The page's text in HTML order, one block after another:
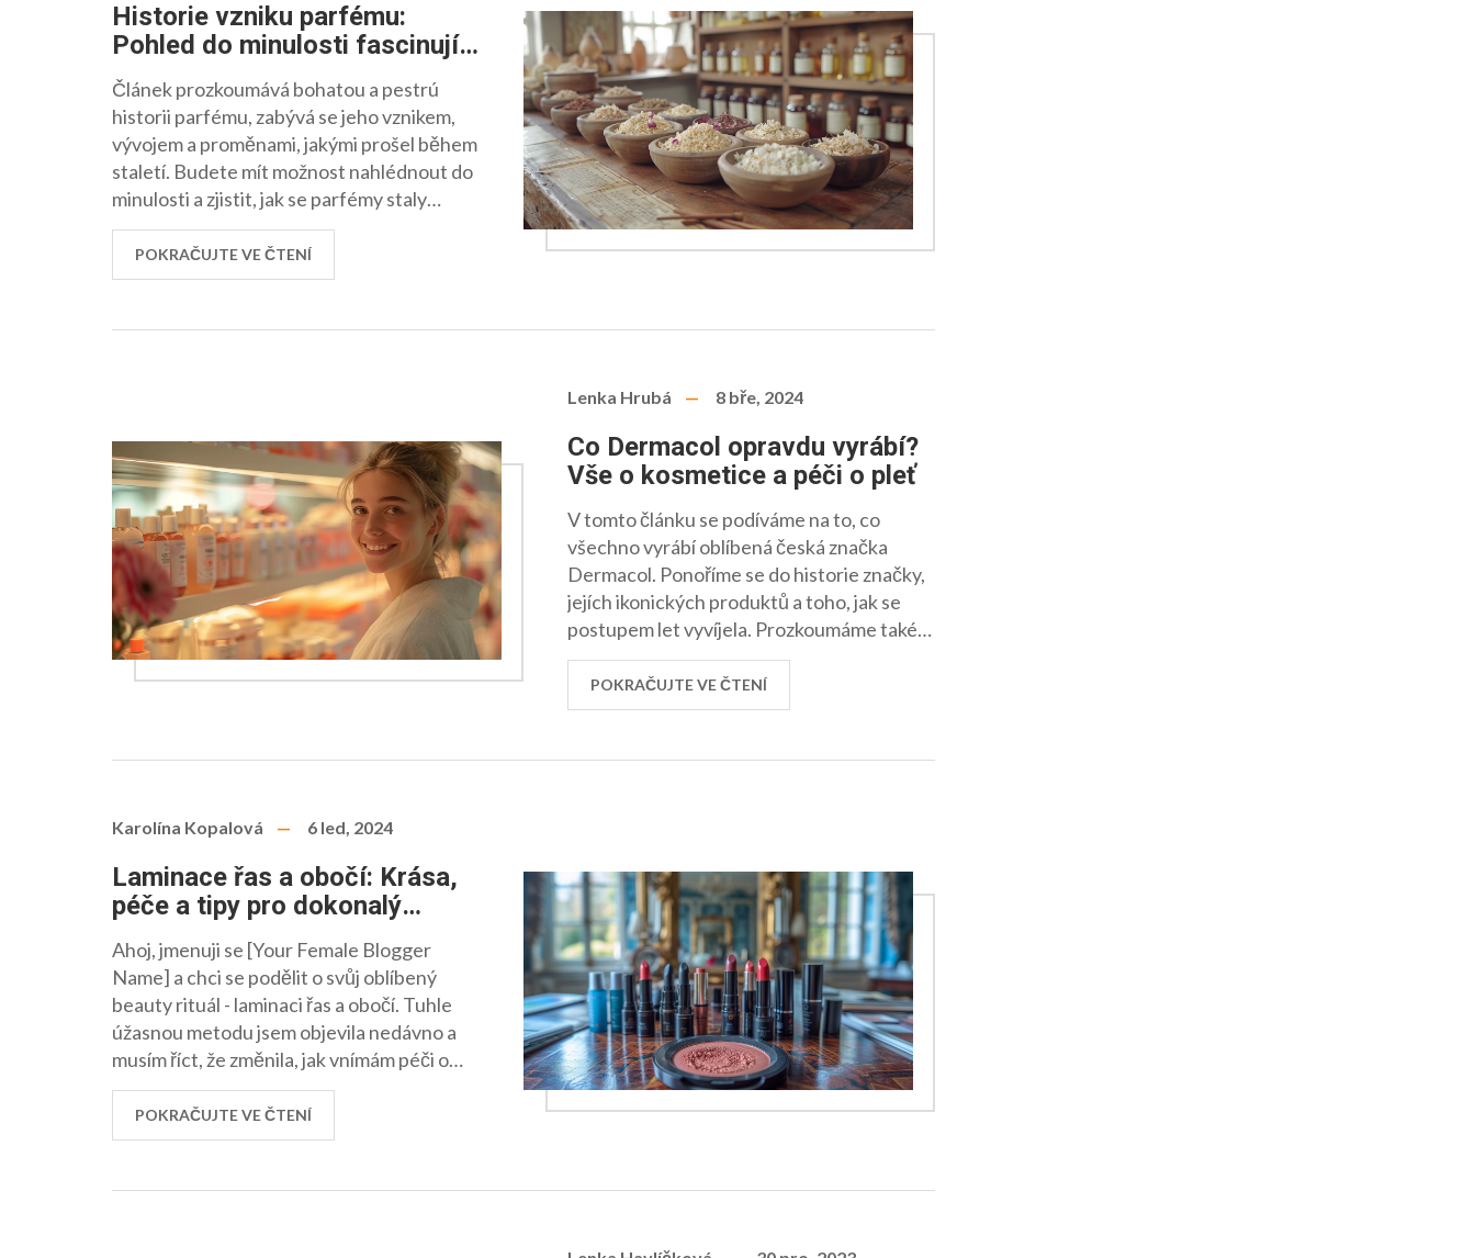
Historie vzniku parfému:
Pohled do minulosti fascinující
vůně
Článek prozkoumává bohatou a pestrú
historii parfému, zabývá se jeho vznikem,
vývojem a proměnami, jakými prošel během
staletí. Budete mít možnost nahlédnout do
minulosti a zjistit, jak se parfémy staly
neodmyslitelnou součástí našich životů.
Seznamte se s průkopníky v oblasti
parfumerie a objevte, jaké ingredience byly
tipy pro výběr ideálního parfému a
POKRAČUJTE VE ČTENÍ
Lenka Hrubá 8 bře, 2024
Co Dermacol opravdu vyrábí?
Vše o kosmetice a péči o pleť
V tomto článku se podíváme na to, co
všechno vyrábí oblíbená česká značka
Dermacol. Ponoříme se do historie značky,
jejích ikonických produktů a toho, jak se
postupem let vyvíjela. Prozkoumáme také
aktuální nabídku Dermacolu, včetně péče o
pleť a tělo, dekorativní kosmetiky a tipů na
to, jak tyto produkty používat pro co
POKRAČUJTE VE ČTENÍ
Karolína Kopalová 6 led, 2024
Laminace řas a obočí: Krása,
péče a tipy pro dokonalý
Ahoj, jmenuji se [Your Female Blogger
Name] a chci se podělit o svůj oblíbený
beauty rituál - laminaci řas a obočí. Tuhle
úžasnou metodu jsem objevila nedávno a
musím říct, že změnila, jak vnímám péči o
svůj vzhled. Je to úžasný způsob, jak
zvýraznit krásu očí, dodat řasám a obočí ten
správný tvar a udržet je ve skvělé kondici
nejen o své zkušenosti, ale také o tipy, jak
POKRAČUJTE VE ČTENÍ